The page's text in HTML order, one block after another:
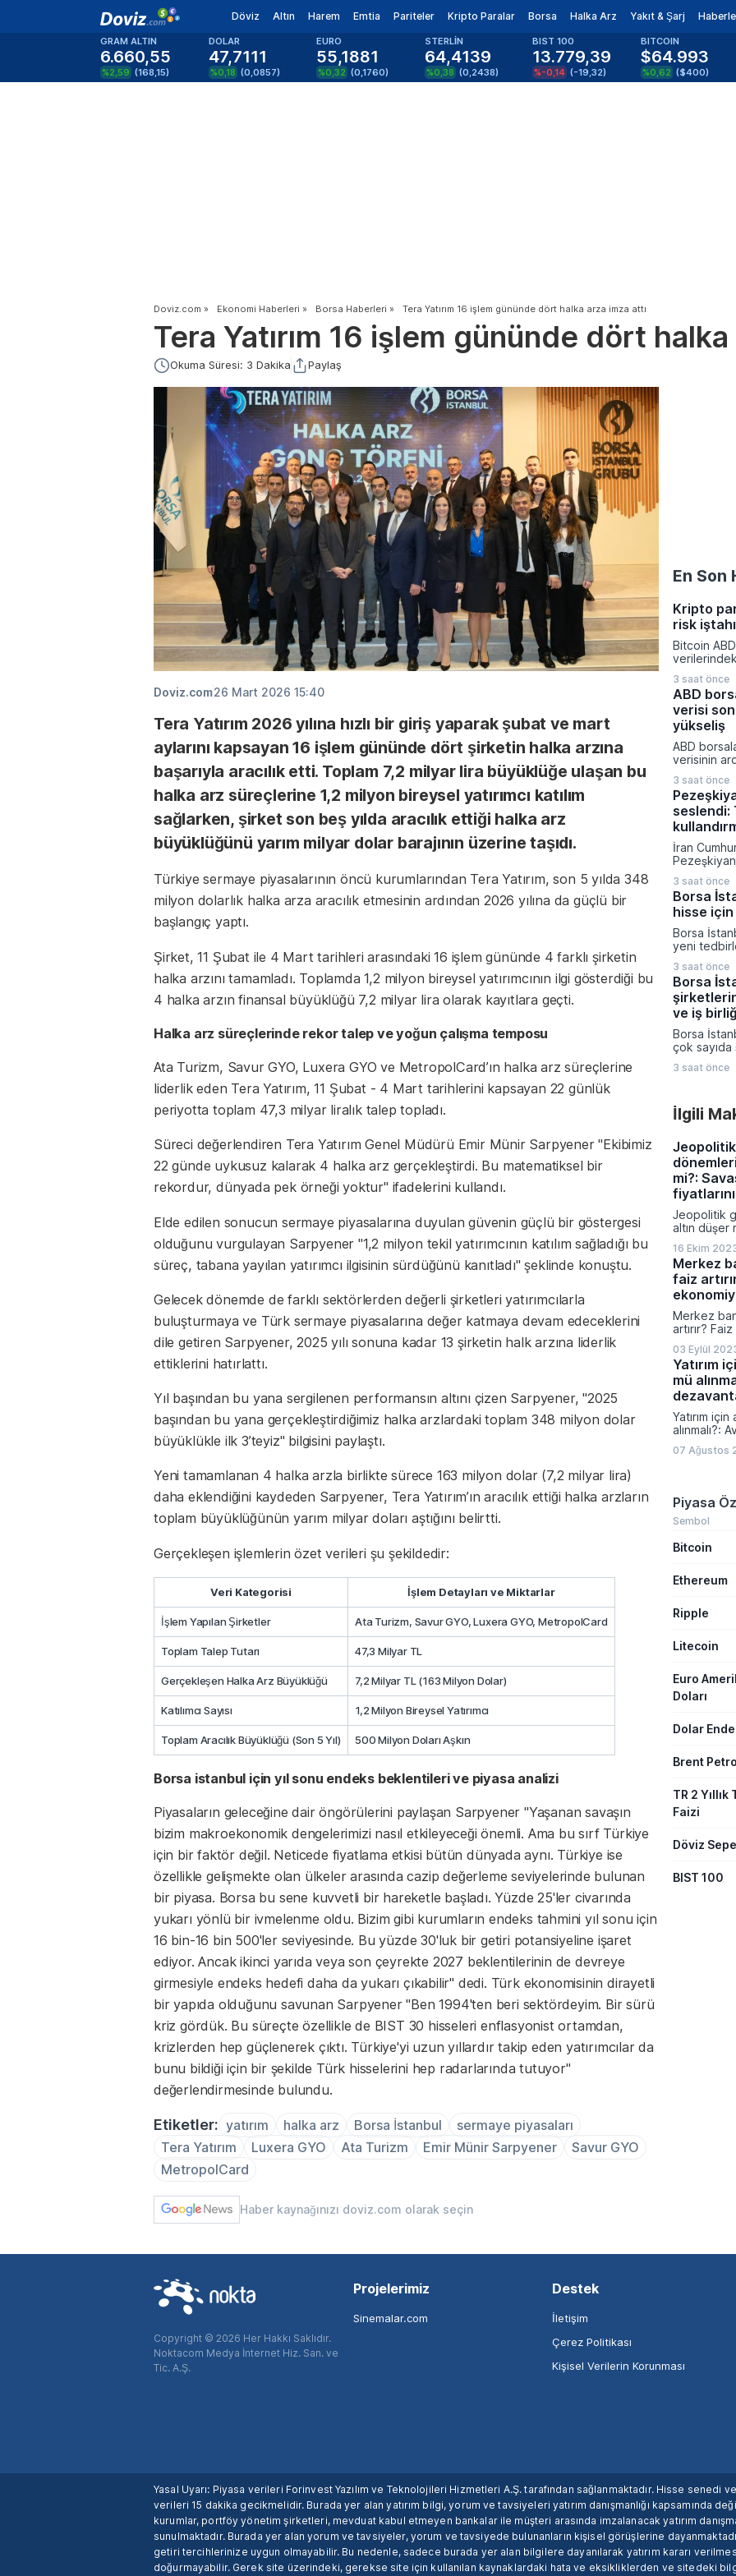
Döviz Altın Harem Emtia Pariteler Kripto Paralar Borsa Halka Arz Yakıt & Şarj
GRAM ALTIN
6.660,55
%2,59 (168,15)
DOLAR
47,7111
%0,18 (0,0857)
EURO
55,1881
%0,32 (0,1760)
STERLİN
64,4139
%0,38 (0,2438)
BIST 100
13.779,39
%-0,14 (-19,32)
BITCOIN
$64.993
%0,62 ($400)
Doviz.com » Ekonomi Haberleri » Borsa Haberleri » Tera Yatırım 16 işlem gününde dört halka arza imza attı
Tera Yatırım 16 işlem gününde dört
Okuma Süresi: 3 Dakika Paylaş
Doviz.com26 Mart 2026 15:40
Tera Yatırım 2026 yılına hızlı bir giriş yaparak şubat ve mart
aylarını kapsayan 16 işlem gününde dört şirketin halka arzına
başarıyla aracılık etti. Toplam 7,2 milyar lira büyüklüğe ulaşan bu
halka arz süreçlerine 1,2 milyon bireysel yatırımcı katılım
sağlarken, şirket son beş yılda aracılık ettiği halka arz
büyüklüğünü yarım milyar dolar barajının üzerine taşıdı.
Türkiye sermaye piyasalarının öncü kurumlarından Tera Yatırım, son 5 yılda 348
milyon dolarlık halka arza aracılık etmesinin ardından 2026 yılına da güçlü bir
başlangıç yaptı.
Şirket, 11 Şubat ile 4 Mart tarihleri arasındaki 16 işlem gününde 4 farklı şirketin
halka arzını tamamladı. Toplamda 1,2 milyon bireysel yatırımcının ilgi gösterdiği bu
4 halka arzın finansal büyüklüğü 7,2 milyar lira olarak kayıtlara geçti.
Halka arz süreçlerinde rekor talep ve yoğun çalışma temposu
Ata Turizm, Savur GYO, Luxera GYO ve MetropolCard’ın halka arz süreçlerine
liderlik eden Tera Yatırım, 11 Şubat - 4 Mart tarihlerini kapsayan 22 günlük
periyotta toplam 47,3 milyar liralık talep topladı.
Süreci değerlendiren Tera Yatırım Genel Müdürü Emir Münir Sarpyener "Ekibimiz
22 günde uykusuz kalarak 4 halka arz gerçekleştirdi. Bu matematiksel bir
rekordur, dünyada pek örneği yoktur" ifadelerini kullandı.
Elde edilen sonucun sermaye piyasalarına duyulan güvenin güçlü bir göstergesi
olduğunu vurgulayan Sarpyener "1,2 milyon tekil yatırımcının katılım sağladığı bu
süreç, tabana yayılan yatırımcı ilgisinin sürdüğünü kanıtladı" şeklinde konuştu.
Gelecek dönemde de farklı sektörlerden değerli şirketleri yatırımcılarla
buluşturmaya ve Türk sermaye piyasalarına değer katmaya devam edeceklerini
dile getiren Sarpyener, 2025 yılı sonuna kadar 13 şirketin halk arzına liderlik
ettiklerini hatırlattı.
Yıl başından bu yana sergilenen performansın altını çizen Sarpyener, "2025
başından bu yana gerçekleştirdiğimiz halka arzlardaki toplam 348 milyon dolar
büyüklükle ilk 3’teyiz" bilgisini paylaştı.
Yeni tamamlanan 4 halka arzla birlikte sürece 163 milyon dolar (7,2 milyar lira)
daha eklendiğini kaydeden Sarpyener, Tera Yatırım’ın aracılık ettiği halka arzların
toplam büyüklüğünün yarım milyar doları aştığını belirtti.
Gerçekleşen işlemlerin özet verileri şu şekildedir:
Veri Kategorisi İşlem Detayları ve Miktarlar
İşlem Yapılan Şirketler Ata Turizm, Savur GYO, Luxera GYO, MetropolCard
Toplam Talep Tutarı 47,3 Milyar TL
Gerçekleşen Halka Arz Büyüklüğü 7,2 Milyar TL (163 Milyon Dolar)
Katılımcı Sayısı 1,2 Milyon Bireysel Yatırımcı
Toplam Aracılık Büyüklüğü (Son 5 Yıl) 500 Milyon Doları Aşkın
Borsa istanbul için yıl sonu endeks beklentileri ve piyasa analizi
Piyasaların geleceğine dair öngörülerini paylaşan Sarpyener "Yaşanan savaşın
bizim makroekonomik dengelerimizi nasıl etkileyeceği önemli. Ama bu sırf Türkiye
için bir faktör değil. Neticede fiyatlama etkisi bütün dünyada aynı. Türkiye ise
özellikle gelişmekte olan ülkeler arasında cazip değerleme seviyelerinde bulunan
bir piyasa. Borsa bu sene kuvvetli bir hareketle başladı. Yüzde 25'ler civarında
yukarı yönlü bir ivmelenme oldu. Bizim gibi kurumların endeks tahmini yıl sonu için
16 bin-16 bin 500'ler seviyesinde. Bu yüzde 30'luk bir getiri potansiyeline işaret
ediyor. Ancak ikinci yarıda veya son çeyrekte 2027 beklentilerinin de devreye
girmesiyle endeks hedefi daha da yukarı çıkabilir" dedi. Türk ekonomisinin dirayetli
bir yapıda olduğunu savunan Sarpyener "Ben 1994'ten beri sektördeyim. Bir sürü
kriz gördük. Bu süreçte özellikle de BIST 30 hisseleri enflasyonist ortamdan,
krizlerden hep güçlenerek çıktı. Türkiye'yi uzun yıllardır takip eden yatırımcılar da
bunu bildiği için bir şekilde Türk hisselerini hep radarlarında tutuyor"
değerlendirmesinde bulundu.
Etiketler: yatırım halka arz Borsa İstanbul
sermaye piyasaları
Tera Yatırım
Luxera GYO Ata Turizm Emir Münir Sarpyener
Savur GYO
MetropolCard
Haber kaynağınızı doviz.com olarak seçin
En Son
Kripto
risk
Bitcoin
kapattı.
dönemde
3 saat önce
ABD
verisi
yükseliş
ABD
verisinin
artırım
fiyatladı.
güçlü
yukarı
son
elde edildi.
3 saat önce
seslendi:
İran
Pezeşkiyan
diplomatik
vurgu
mesajı
hükümetin
Müslüman
saldırı
gerektiğini
3 saat önce
Borsa
hisse
Borsa
yeni
Platformu
açıklamada
Enerji ve
paylarına
Ağustos
girecek.
3 saat önce
Borsa
ve iş
Borsa
çok sayıda
farklı
Şirketlerin
Platformu
veriler
ihale
üretim
yatırımları
3 saat önce
İlgili
mi?:
Jeopolitik
altın düşer
16 Ekim
Merkez
faiz
Merkez
artırır?
03 Eylül
Yatırım
mü
Yatırım için
alınmalı?:
07 Ağustos
Piyasa
Sembol
Bitcoin
Ethereum
Ripple
Litecoin
Euro
Doları
Dolar
Brent
TR 2 Yıllık
Faizi
Döviz
BIST 100
Copyright © 2026 Her Hakkı Saklıdır.
Noktacom Medya İnternet Hiz. San. ve
Tic. A.Ş.
Projelerimiz
Sinemalar.com
Destek
İletişim
Çerez Politikası
Kişisel Verilerin Korunması
Yasal Uyarı: Piyasa verileri Forinvest Yazılım ve Teknolojileri Hizmetleri A.Ş. tarafından sağlanmaktadır. Hisse senedi
verileri 15 dakika gecikmelidir. Burada yer alan yatırım bilgi, yorum ve tavsiyeleri yatırım danışmanlığı kapsamında
kurumlar, portföy yönetim şirketleri, mevduat kabul etmeyen bankalar ile müşteri arasında imzalanacak yatırım
sunulmaktadır. Burada yer alan yorum ve tavsiyeler, yorum ve tavsiyede bulunanların kişisel görüşlerine
getiri tercihlerinize uygun olmayabilir. Bu nedenle, sadece burada yer alan bilgilere dayanılarak yatırım kararı
doğurmayabilir. Gerek site üzerindeki, gerekse site için kullanılan kaynaklardaki hata ve eksikliklerden ve sitedeki